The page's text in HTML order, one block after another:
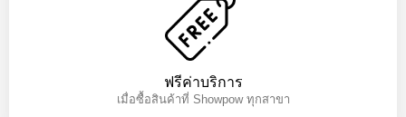
ฟรีค่าบริการ
เมื่อซื้อสินค้าที่ Showpow ทุกสาขา